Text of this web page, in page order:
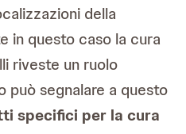
della
in questo caso la cura
riveste un ruolo
può segnalare a questo
specifici per la cura